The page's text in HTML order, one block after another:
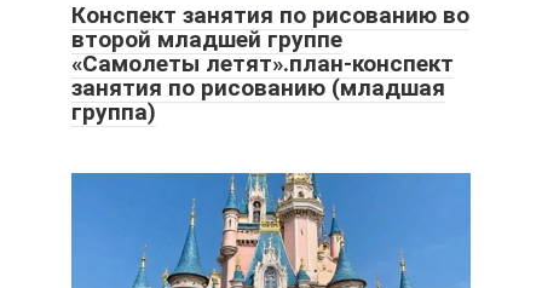
Конспект занятия по рисованию во
второй младшей группе
«Самолеты летят».план-конспект
занятия по рисованию (младшая
группа)